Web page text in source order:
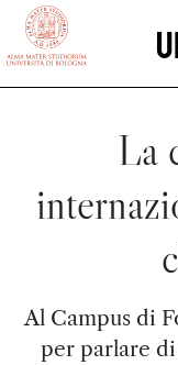
vai al contenuto della
La
Al Campus di
per parlare